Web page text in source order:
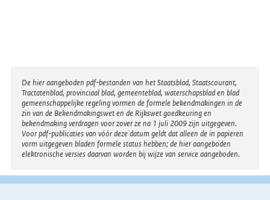
Disclaimer
De hier aangeboden pdf-bestanden van het Staatsblad, Staatscourant,
Tractatenblad, provinciaal blad, gemeenteblad, waterschapsblad en blad
gemeenschappelijke regeling vormen de formele bekendmakingen in de
zin van de Bekendmakingswet en de Rijkswet goedkeuring en
bekendmaking verdragen voor zover ze na 1 juli 2009 zijn uitgegeven.
Voor pdf-publicaties van vóór deze datum geldt dat alleen de in papieren
vorm uitgegeven bladen formele status hebben; de hier aangeboden
elektronische versies daarvan worden bij wijze van service aangeboden.